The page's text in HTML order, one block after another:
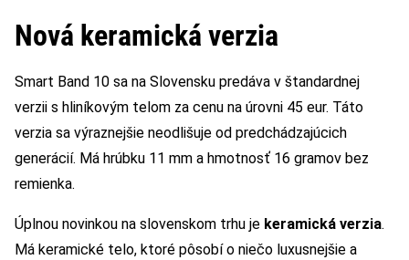
Nová keramická verzia
Smart Band 10 sa na Slovensku predáva v štandardnej
verzii s hliníkovým telom za cenu na úrovni 45 eur. Táto
verzia sa výraznejšie neodlišuje od predchádzajúcich
generácií. Má hrúbku 11 mm a hmotnosť 16 gramov bez
remienka.
Úplnou novinkou na slovenskom trhu je keramická verzia.
Má keramické telo, ktoré pôsobí o niečo luxusnejšie a